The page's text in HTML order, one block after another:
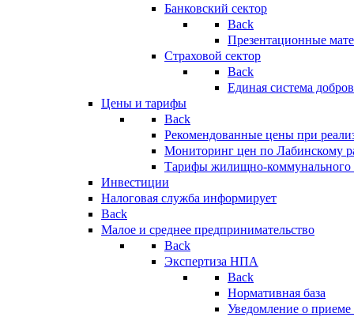
Банковский сектор
Back
Презентационные
Страховой сектор
Back
Единая система
Цены и тарифы
Back
Рекомендованные цены при
Мониторинг цен по Лабинскому
Тарифы жилищно-коммунального
Инвестиции
Налоговая служба информирует
Back
Малое и среднее предпринимательство
Back
Экспертиза НПА
Back
Нормативная база
Уведомление о